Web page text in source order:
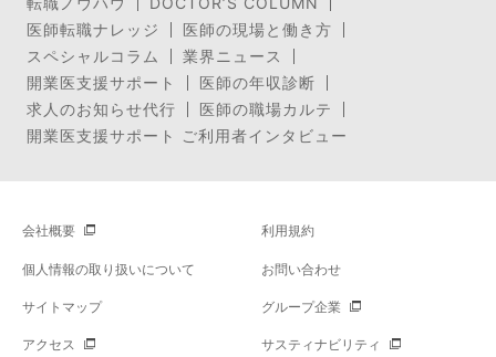
医師転職ナレッジ
医師の現場と働き方
スペシャルコラム
業界ニュース
開業医支援サポート
医師の年収診断
求人のお知らせ代行
医師の職場カルテ
開業医支援サポート ご利用者インタビュー
会社概要 利用規約
個人情報の取り扱いについて お問い合わせ
サイトマップ グループ企業
アクセス サスティナビリティ